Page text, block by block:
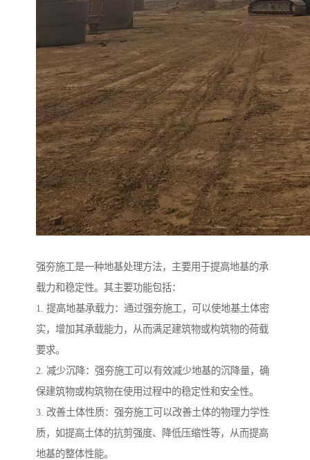
强夯施工是一种地基处理方法，主要用于提高地基的承
载力和稳定性。其主要功能包括：
1. 提高地基承载力：通过强夯施工，可以使地基土体密
实，增加其承载能力，从而满足建筑物或构筑物的荷载
要求。
2. 减少沉降：强夯施工可以有效减少地基的沉降量，确
保建筑物或构筑物在使用过程中的稳定性和安全性。
3. 改善土体性质：强夯施工可以改善土体的物理力学性
质，如提高土体的抗剪强度、降低压缩性等，从而提高
地基的整体性能。